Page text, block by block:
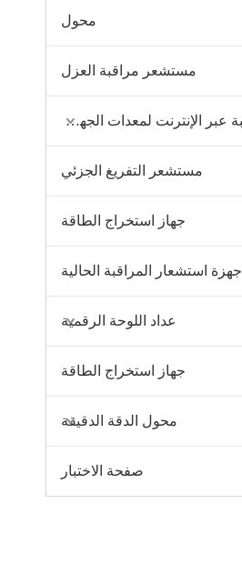
محول
مستشعر مراقبة العزل
المراقبة عبر الإنترنت لمعدات الجهد العالي
مستشعر التفريغ الجزئي
‌جهاز استخراج الطاقة
أجهزة استشعار المراقبة الحالية
عداد اللوحة الرقمية
‌جهاز استخراج الطاقة
محول الدقة الدقيقة
صفحة الاختبار